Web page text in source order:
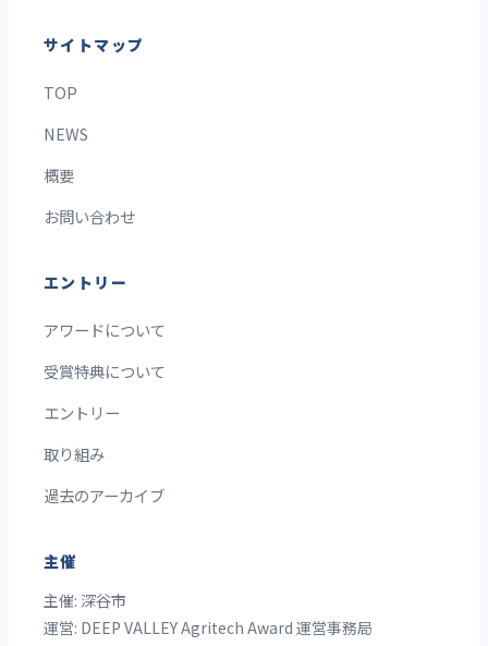
サイトマップ
TOP
NEWS
概要
お問い合わせ
エントリー
アワードについて
受賞特典について
エントリー
取り組み
過去のアーカイブ
主催
主催: 深谷市
運営: DEEP VALLEY Agritech Award 運営事務局